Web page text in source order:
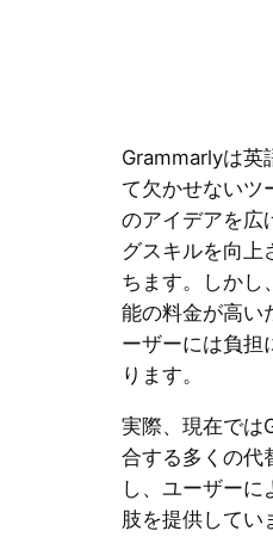
Grammarlyは英
て欠かせないツ
のアイデアを広
グスキルを向上
ちます。しかし
能の料金が高い
ーザーには負担
ります。
実際、現在では
合する多くの代
し、ユーザーに
肢を提供してい